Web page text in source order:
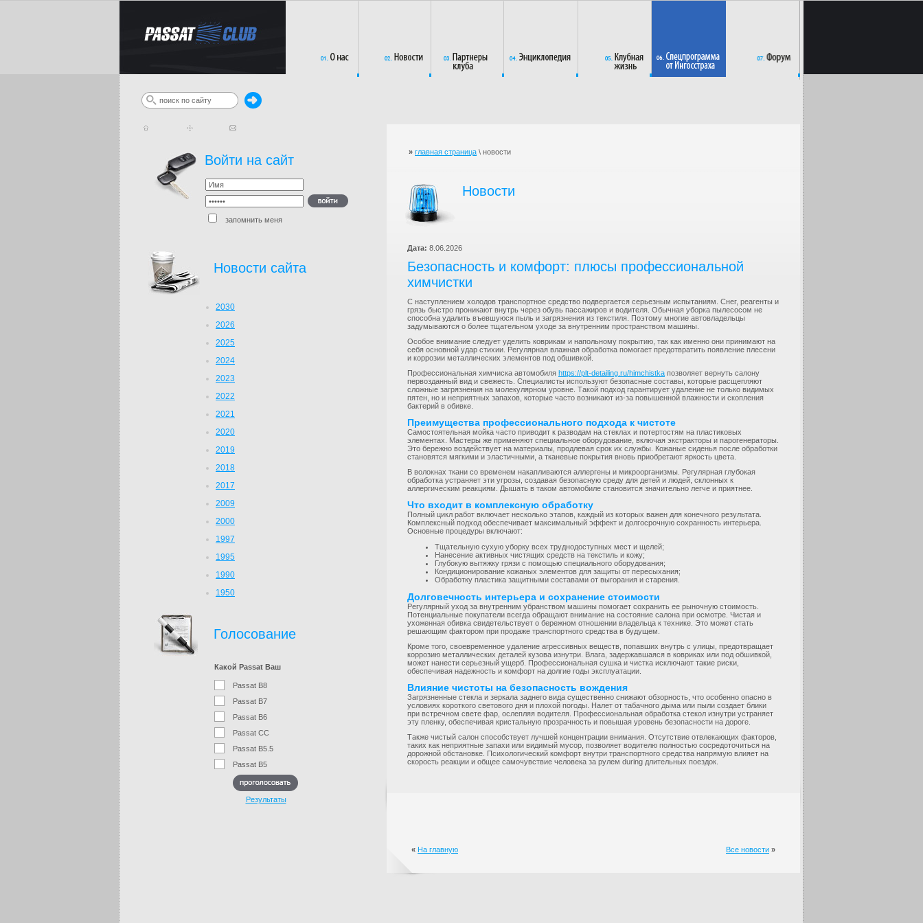
Войти на сайт
запомнить меня
Новости сайта
2030
2026
2025
2024
2023
2022
2021
2020
2019
2018
2017
2009
2000
1997
1995
1990
1950
Голосование
Какой Passat Ваш
Passat B8
Passat B7
Passat B6
Passat CC
Passat B5.5
Passat B5
Результаты
» главная страница \ новости
Новости
Дата: 8.06.2026
Безопасность и комфорт: плюсы профессиональной
химчистки
С наступлением холодов транспортное средство подвергается серьезным испытаниям. Снег, реагенты и
грязь быстро проникают внутрь через обувь пассажиров и водителя. Обычная уборка пылесосом не
способна удалить въевшуюся пыль и загрязнения из текстиля. Поэтому многие автовладельцы
задумываются о более тщательном уходе за внутренним пространством машины.
Особое внимание следует уделить коврикам и напольному покрытию, так как именно они принимают на
себя основной удар стихии. Регулярная влажная обработка помогает предотвратить появление плесени
и коррозии металлических элементов под обшивкой.
Профессиональная химчиска автомобиля https://plt-detailing.ru/himchistka позволяет вернуть салону
первозданный вид и свежесть. Специалисты используют безопасные составы, которые расщепляют
сложные загрязнения на молекулярном уровне. Такой подход гарантирует удаление не только видимых
пятен, но и неприятных запахов, которые часто возникают из-за повышенной влажности и скопления
бактерий в обивке.
Преимущества профессионального подхода к чистоте
Самостоятельная мойка часто приводит к разводам на стеклах и потертостям на пластиковых
элементах. Мастеры же применяют специальное оборудование, включая экстракторы и парогенераторы.
Это бережно воздействует на материалы, продлевая срок их службы. Кожаные сиденья после обработки
становятся мягкими и эластичными, а тканевые покрытия вновь приобретают яркость цвета.
В волокнах ткани со временем накапливаются аллергены и микроорганизмы. Регулярная глубокая
обработка устраняет эти угрозы, создавая безопасную среду для детей и людей, склонных к
аллергическим реакциям. Дышать в таком автомобиле становится значительно легче и приятнее.
Что входит в комплексную обработку
Полный цикл работ включает несколько этапов, каждый из которых важен для конечного результата.
Комплексный подход обеспечивает максимальный эффект и долгосрочную сохранность интерьера.
Основные процедуры включают:
Тщательную сухую уборку всех труднодоступных мест и щелей;
Нанесение активных чистящих средств на текстиль и кожу;
Глубокую вытяжку грязи с помощью специального оборудования;
Кондиционирование кожаных элементов для защиты от пересыхания;
Обработку пластика защитными составами от выгорания и старения.
Долговечность интерьера и сохранение стоимости
Регулярный уход за внутренним убранством машины помогает сохранить ее рыночную стоимость.
Потенциальные покупатели всегда обращают внимание на состояние салона при осмотре. Чистая и
ухоженная обивка свидетельствует о бережном отношении владельца к технике. Это может стать
решающим фактором при продаже транспортного средства в будущем.
Кроме того, своевременное удаление агрессивных веществ, попавших внутрь с улицы, предотвращает
коррозию металлических деталей кузова изнутри. Влага, задержавшаяся в ковриках или под обшивкой,
может нанести серьезный ущерб. Профессиональная сушка и чистка исключают такие риски,
обеспечивая надежность и комфорт на долгие годы эксплуатации.
Влияние чистоты на безопасность вождения
Загрязненные стекла и зеркала заднего вида существенно снижают обзорность, что особенно опасно в
условиях короткого светового дня и плохой погоды. Налет от табачного дыма или пыли создает блики
при встречном свете фар, ослепляя водителя. Профессиональная обработка стекол изнутри устраняет
эту пленку, обеспечивая кристальную прозрачность и повышая уровень безопасности на дороге.
Также чистый салон способствует лучшей концентрации внимания. Отсутствие отвлекающих факторов,
таких как неприятные запахи или видимый мусор, позволяет водителю полностью сосредоточиться на
дорожной обстановке. Психологический комфорт внутри транспортного средства напрямую влияет на
скорость реакции и общее самочувствие человека за рулем during длительных поездок.
« На главную Все новости »